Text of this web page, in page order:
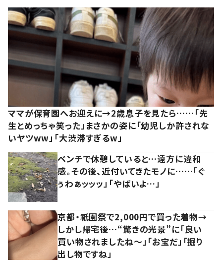
ママが保育園へお迎えに→2歳息子を見たら……「先
生とめっちゃ笑った」まさかの姿に「幼児しか許されな
いヤツww」「大渋滞すぎるw」
ベンチで休憩していると…遠方に違和
感。その後、近付いてきたモノに……「ぐ
ぅわぁッッッ」「やばいよ…」
京都・祇園祭で2,000円で買った着物→
しかし帰宅後…“驚きの光景”に「良い
買い物されましたね～」「お宝だ」「掘り
出し物ですね」